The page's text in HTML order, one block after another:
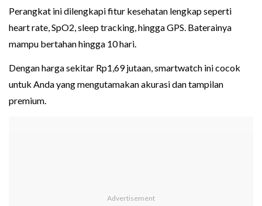
Perangkat ini dilengkapi fitur kesehatan lengkap seperti
heart rate, SpO2, sleep tracking, hingga GPS. Baterainya
mampu bertahan hingga 10 hari.
Dengan harga sekitar Rp1,69 jutaan, smartwatch ini cocok
untuk Anda yang mengutamakan akurasi dan tampilan
premium.